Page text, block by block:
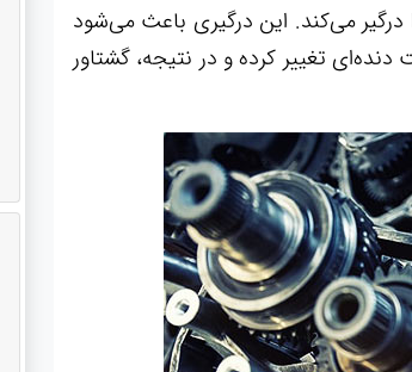
درگیر می‌کند. این درگیری باعث می‌شود
تغییر کرده و در نتیجه، گشتاور